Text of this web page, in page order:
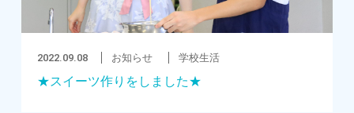
2022.09.08 お知らせ 学校生活
★スイーツ作りをしました★